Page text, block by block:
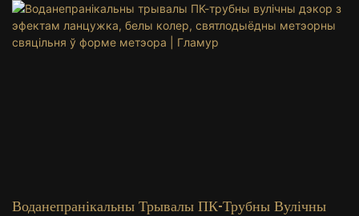
Воданепранікальны Трывалы ПК-Трубны Вулічны